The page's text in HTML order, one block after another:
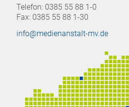
Telefon: 0385 55 88 1-0
Fax: 0385 55 88 1-30
info@medienanstalt-mv.de